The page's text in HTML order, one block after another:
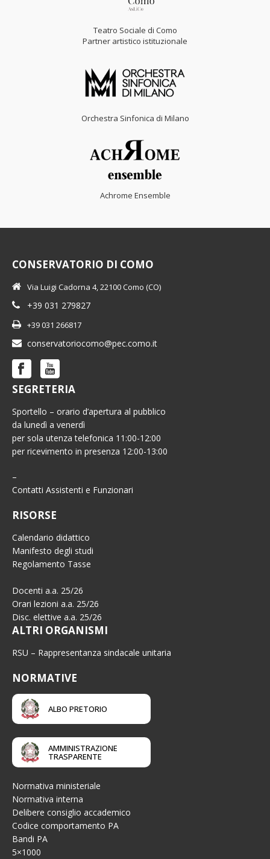
Teatro Sociale di Como
Partner artistico istituzionale
Orchestra Sinfonica di Milano
Achrome Ensemble
CONSERVATORIO DI COMO
Via Luigi Cadorna 4, 22100 Como (CO)
+39 031 279827
+39 031 266817
conservatoriocomo@pec.como.it
SEGRETERIA
Sportello – orario d’apertura al pubblico
da lunedì a venerdì
per sola utenza telefonica 11:00-12:00
per ricevimento in presenza 12:00-13:00
–
Contatti Assistenti e Funzionari
RISORSE
Calendario didattico
Manifesto degli studi
Regolamento Tasse
Docenti a.a. 25/26
Orari lezioni a.a. 25/26
Disc. elettive a.a. 25/26
ALTRI ORGANISMI
RSU – Rappresentanza sindacale unitaria
NORMATIVE
ALBO PRETORIO
AMMINISTRAZIONE
TRASPARENTE
Normativa ministeriale
Normativa interna
Delibere consiglio accademico
Codice comportamento PA
Bandi PA
5×1000